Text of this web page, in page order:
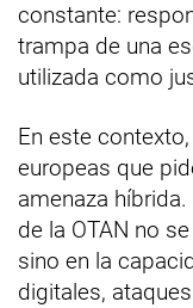
constante:
trampa de una
utilizada como
En este
europeas que
amenaza
de la OTAN no
sino en la
digitales,